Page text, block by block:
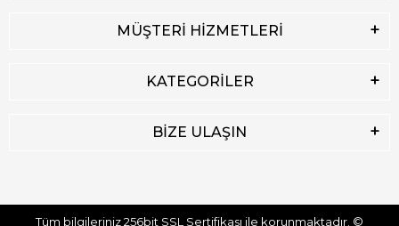
MÜŞTERİ HİZMETLERİ
KATEGORİLER
BİZE ULAŞIN
Tüm bilgileriniz 256bit SSL Sertifikası ile korunmaktadır. ©